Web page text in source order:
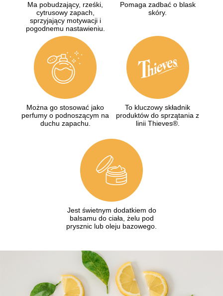
Ma pobudzający, rześki,
cytrusowy zapach,
sprzyjający motywacji i
pogodnemu nastawieniu.
Pomaga zadbać o blask
skóry.
Można go stosować jako
perfumy o podnoszącym na
duchu zapachu.
To kluczowy składnik
produktów do sprzątania z
linii Thieves®.
Jest świetnym dodatkiem do
balsamu do ciała, żelu pod
prysznic lub oleju bazowego.